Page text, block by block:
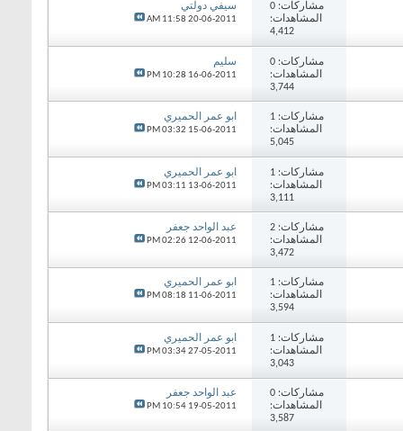
مشاركات: 0
المشاهدات:
4,412
سيفي دولتي
20-06-2011
11:58 AM
مشاركات: 0
المشاهدات:
3,744
سليم
16-06-2011
10:28 PM
مشاركات: 1
المشاهدات:
5,045
ابو عمر الحميري
15-06-2011
03:32 PM
مشاركات: 1
المشاهدات:
3,111
ابو عمر الحميري
13-06-2011
03:11 PM
مشاركات: 2
المشاهدات:
3,472
عبد الواحد جعفر
12-06-2011
02:26 PM
مشاركات: 1
المشاهدات:
3,594
ابو عمر الحميري
11-06-2011
08:18 PM
مشاركات: 1
المشاهدات:
3,043
ابو عمر الحميري
27-05-2011
03:34 PM
مشاركات: 0
المشاهدات:
3,587
عبد الواحد جعفر
19-05-2011
10:54 PM